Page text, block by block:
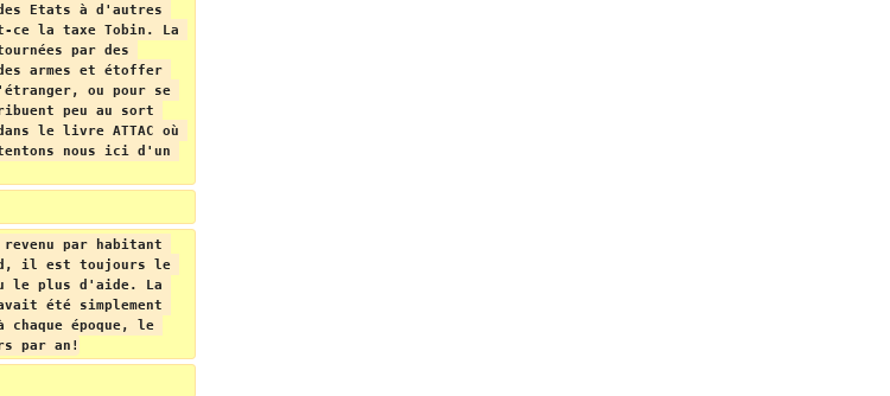
Etats à d'autres
la taxe Tobin. La
par des
armes et étoffer
ou pour se
peu au sort
le livre ATTAC où
nous ici d'un
par habitant
il est toujours le
le plus d'aide. La
été simplement
époque, le
par an!